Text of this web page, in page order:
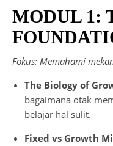
MODUL 1:
Fokus: Memahami
The Biology of
bagaimana otak
belajar hal sulit.
Fixed vs Growth